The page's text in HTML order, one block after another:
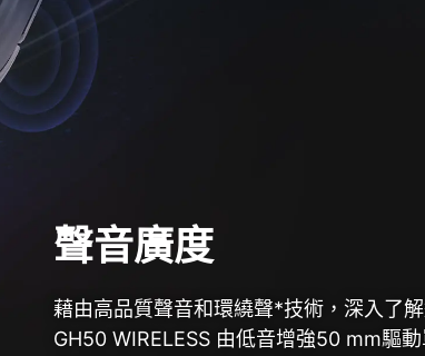
聲音廣度
藉由高品質聲音和環繞聲*技術，深入了
GH50 WIRELESS 由低音增強50 mm驅